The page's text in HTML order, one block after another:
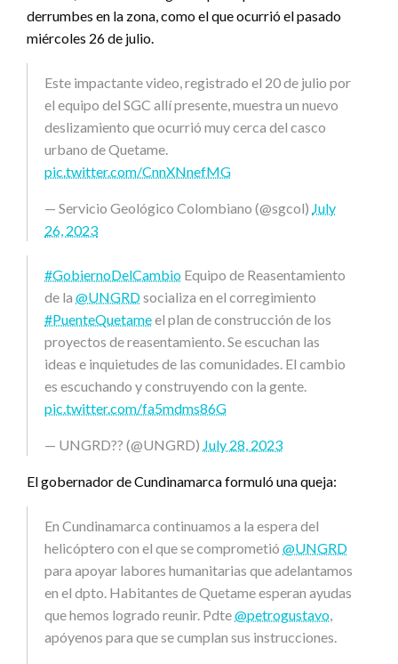
derrumbes en la zona, como el que ocurrió el pasado
miércoles 26 de julio.
Este impactante video, registrado el 20 de julio por
el equipo del SGC allí presente, muestra un nuevo
deslizamiento que ocurrió muy cerca del casco
urbano de Quetame.
pic.twitter.com/CnnXNnefMG
— Servicio Geológico Colombiano (@sgcol) July
26, 2023
#GobiernoDelCambio Equipo de Reasentamiento
de la @UNGRDsocializa en el corregimiento
#PuenteQuetameel plan de construcción de los
proyectos de reasentamiento. Se escuchan las
ideas e inquietudes de las comunidades. El cambio
es escuchando y construyendo con la gente.
pic.twitter.com/fa5mdms86G
— UNGRD?? (@UNGRD) July 28, 2023
El gobernador de Cundinamarca formuló una queja:
En Cundinamarca continuamos a la espera del
helicóptero con el que se comprometió @UNGRD
para apoyar labores humanitarias que adelantamos
en el dpto. Habitantes de Quetame esperan ayudas
que hemos logrado reunir. Pdte@petrogustavo,
apóyenos para que se cumplan sus instrucciones.